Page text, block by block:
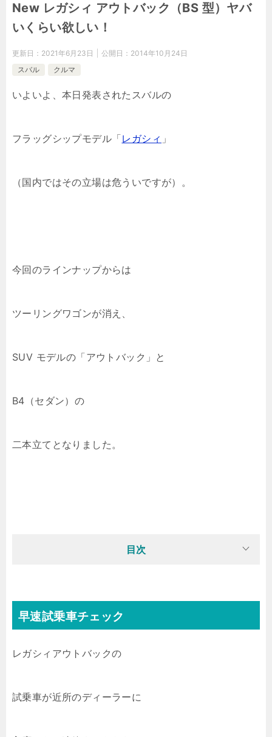
New レガシィ アウトバック（BS 型）ヤバ
いくらい欲しい！
更新日： 2021年6月23日 公開日： 2014年10月24日
スバル
クルマ
いよいよ、本日発表されたスバルの
フラッグシップモデル「レガシィ 」
（国内ではその立場は危ういですが）。
今回のラインナップからは
ツーリングワゴンが消え、
SUV モデルの「アウトバック」と
B4（セダン）の
二本立てとなりました。
目次
早速試乗車チェック
レガシィアウトバックの
試乗車が近所のディーラーに